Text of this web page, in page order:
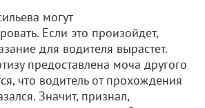
могут
Если это произойдет,
для водителя вырастет.
предоставлена моча другого
что водитель от прохождения
Значит, признал,